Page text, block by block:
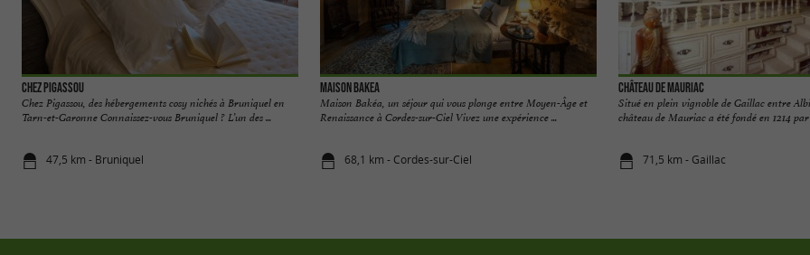
Chez Pigassou
Chez Pigassou, des hébergements cosy nichés à Bruniquel en
Tarn-et-Garonne Connaissez-vous Bruniquel ? L’un des ...
47,5 km - Bruniquel
Maison Bakea
Maison Bakéa, un séjour qui vous plonge entre Moyen-Âge et
Renaissance à Cordes-sur-Ciel Vivez une expérience ...
68,1 km - Cordes-sur-Ciel
Château de Mauriac
Situé en plein vignoble de Gaillac entre
château de Mauriac a été fondé en 1214 par
71,5 km - Gaillac